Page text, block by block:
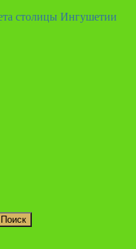
столицы Ингушетии